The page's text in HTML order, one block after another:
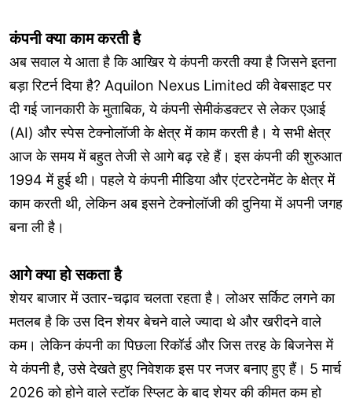
कंपनी क्या काम करती है
अब सवाल ये आता है कि आखिर ये कंपनी करती क्या है जिसने इतना
बड़ा रिटर्न दिया है? Aquilon Nexus Limited की वेबसाइट पर
दी गई जानकारी के मुताबिक, ये कंपनी सेमीकंडक्टर से लेकर एआई
(AI) और स्पेस टेक्नोलॉजी के क्षेत्र में काम करती है। ये सभी क्षेत्र
आज के समय में बहुत तेजी से आगे बढ़ रहे हैं। इस कंपनी की शुरुआत
1994 में हुई थी। पहले ये कंपनी मीडिया और एंटरटेनमेंट के क्षेत्र में
काम करती थी, लेकिन अब इसने टेक्नोलॉजी की दुनिया में अपनी जगह
बना ली है।
आगे क्या हो सकता है
शेयर बाजार में उतार-चढ़ाव चलता रहता है। लोअर सर्किट लगने का
मतलब है कि उस दिन शेयर बेचने वाले ज्यादा थे और खरीदने वाले
कम। लेकिन कंपनी का पिछला रिकॉर्ड और जिस तरह के बिजनेस में
ये कंपनी है, उसे देखते हुए निवेशक इस पर नजर बनाए हुए हैं। 5 मार्च
2026 को होने वाले स्टॉक स्प्लिट के बाद शेयर की कीमत कम हो